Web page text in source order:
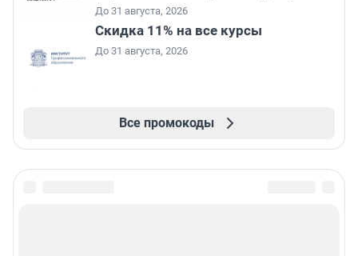
До 31 августа, 2026
Скидка 11% на все курсы
До 31 августа, 2026
Все промокоды